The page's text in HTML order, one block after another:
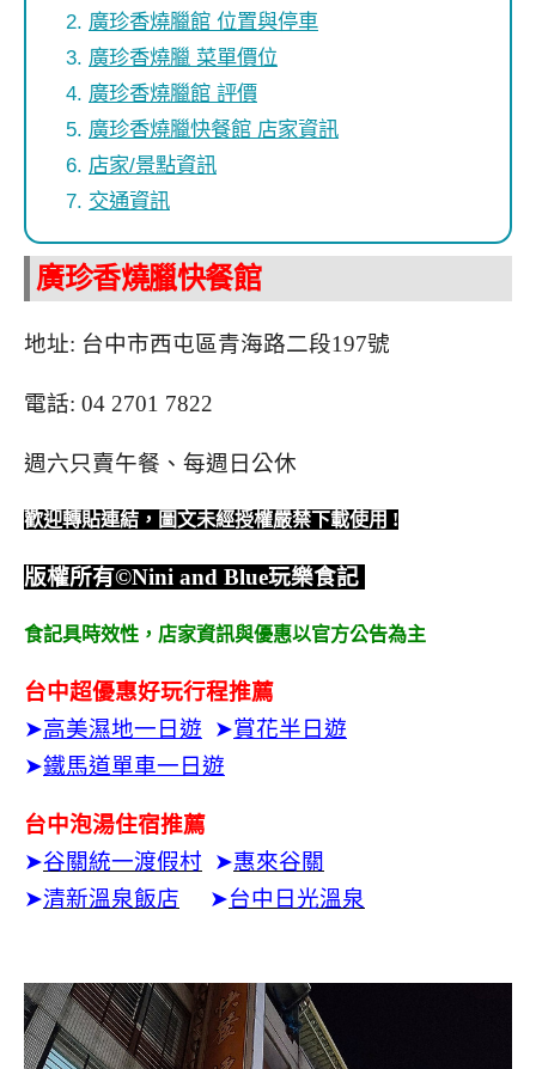
廣珍香燒臘館 位置與停車
廣珍香燒臘 菜單價位
廣珍香燒臘館 評價
廣珍香燒臘快餐館 店家資訊
店家/景點資訊
交通資訊
廣珍香燒臘快餐館
地址: 台中市西屯區青海路二段197號
電話: 04 2701 7822
週六只賣午餐、每週日公休
歡迎轉貼連結，圖文未經授權嚴禁下載使用 !
版權所有©Nini and Blue玩樂食記
食記具時效性， 店家資訊與優惠以官方公告為主
台中超優惠好玩行程推薦
➤高美濕地一日遊 ➤賞花半日遊
➤鐵馬道單車一日遊
台中泡湯住宿推薦
➤谷關統一渡假村 ➤惠來谷關
➤清新溫泉飯店 ➤台中日光溫泉